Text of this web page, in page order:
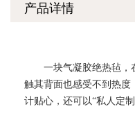
产品详情
一块气凝胶绝热毡，
触其背面也感受不到热度
计贴心，还可以“私人定